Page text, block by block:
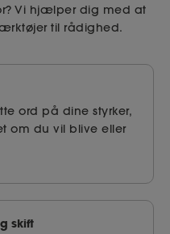
Vi hjælper dig med at
til rådighed.
ord på dine styrker,
om du vil blive eller
skift